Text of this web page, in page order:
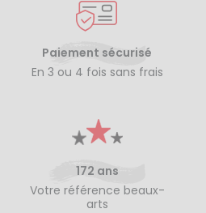
Paiement sécurisé
En 3 ou 4 fois sans frais
172 ans
Votre référence beaux-
arts